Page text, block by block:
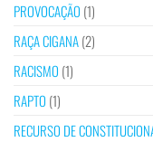
PROVOCAÇÃO (1)
RAÇA CIGANA(2)
RACISMO (1)
RAPTO (1)
RECURSO DE